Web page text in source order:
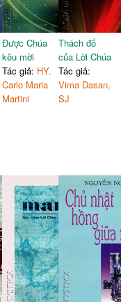
Được Chúa
kêu mời
Tác giả: HY.
Carlo Maria
Martini
Thách đố
của Lời Chúa
Tác giả:
Vima Dasan,
SJ